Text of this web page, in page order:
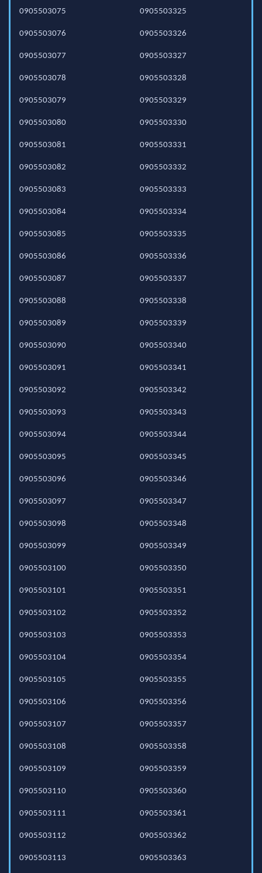
0905503075
0905503076
0905503077
0905503078
0905503079
0905503080
0905503081
0905503082
0905503083
0905503084
0905503085
0905503086
0905503087
0905503088
0905503089
0905503090
0905503091
0905503092
0905503093
0905503094
0905503095
0905503096
0905503097
0905503098
0905503099
0905503100
0905503101
0905503102
0905503103
0905503104
0905503105
0905503106
0905503107
0905503108
0905503109
0905503110
0905503111
0905503112
0905503113
0905503325
0905503326
0905503327
0905503328
0905503329
0905503330
0905503331
0905503332
0905503333
0905503334
0905503335
0905503336
0905503337
0905503338
0905503339
0905503340
0905503341
0905503342
0905503343
0905503344
0905503345
0905503346
0905503347
0905503348
0905503349
0905503350
0905503351
0905503352
0905503353
0905503354
0905503355
0905503356
0905503357
0905503358
0905503359
0905503360
0905503361
0905503362
0905503363